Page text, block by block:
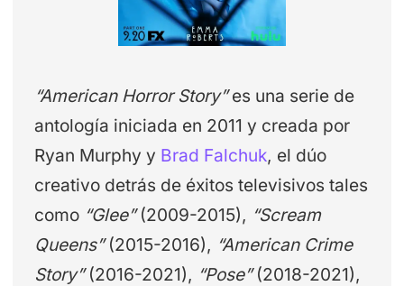
“American Horror Story”es una serie de
antología iniciada en 2011 y creada por
Ryan Murphy y Brad Falchuk, el dúo
creativo detrás de éxitos televisivos tales
como “Glee”(2009-2015), “Scream
Queens”(2015-2016), “American Crime
Story”(2016-2021), “Pose”(2018-2021),